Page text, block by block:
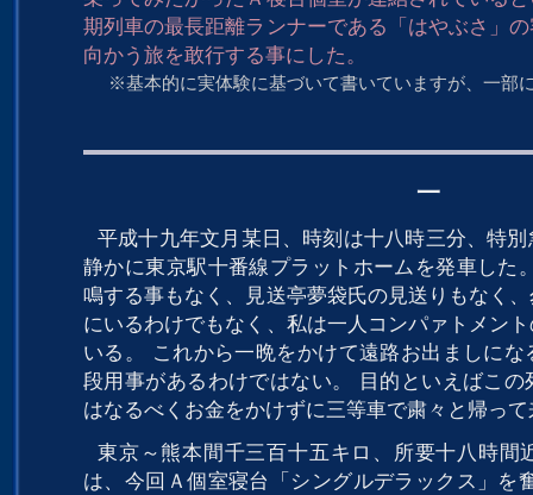
期列車の最長距離ランナーである「はやぶさ」
向かう旅を敢行する事にした。
※基本的に実体験に基づいて書いていますが、一部
一
平成十九年文月某日、時刻は十八時三分、特
静かに東京駅十番線プラットホームを発車した
鳴する事もなく、見送亭夢袋氏の見送りもなく
にいるわけでもなく、私は一人コンパァトメン
いる。 これから一晩をかけて遠路お出ましに
段用事があるわけではない。 目的といえばこ
はなるべくお金をかけずに三等車で粛々と帰っ
東京～熊本間千三百十五キロ、所要十八時間
は、今回Ａ個室寝台「シングルデラックス」を